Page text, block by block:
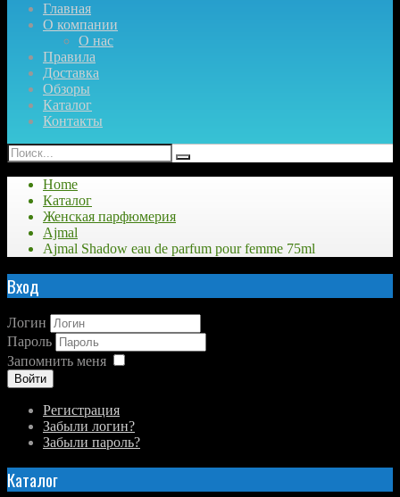
Главная
О компании
О нас
Правила
Доставка
Обзоры
Каталог
Контакты
Home
Каталог
Женская парфюмерия
Ajmal
Ajmal Shadow eau de parfum pour femme 75ml
Вход
Логин
Пароль
Запомнить меня
Войти
Регистрация
Забыли логин?
Забыли пароль?
Каталог